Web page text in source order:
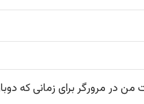
من در مرورگر برای زمانی که